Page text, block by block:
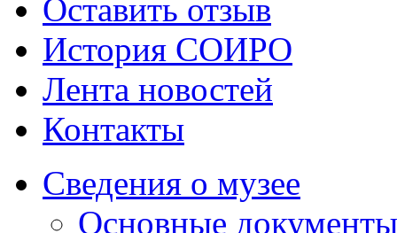
Оставить отзыв
История СОИРО
Лента новостей
Контакты
Сведения о музее
Основные документы